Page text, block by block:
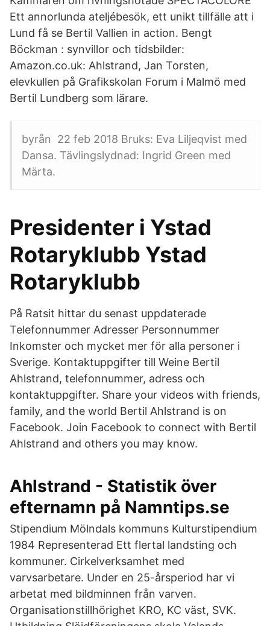
Ett annorlunda ateljébesök, ett unikt tillfälle att i
Lund få se Bertil Vallien in action. Bengt
Böckman : synvillor och tidsbilder:
Amazon.co.uk: Ahlstrand, Jan Torsten,
elevkullen på Grafikskolan Forum i Malmö med
Bertil Lundberg som lärare.
byrån 22 feb 2018 Bruks: Eva Liljeqvist med
Dansa. Tävlingslydnad: Ingrid Green med
Märta.
Presidenter i Ystad
Rotaryklubb Ystad
Rotaryklubb
På Ratsit hittar du senast uppdaterade
Telefonnummer Adresser Personnummer
Inkomster och mycket mer för alla personer i
Sverige. Kontaktuppgifter till Weine Bertil
Ahlstrand, telefonnummer, adress och
kontaktuppgifter. Share your videos with friends,
family, and the world Bertil Ahlstrand is on
Facebook. Join Facebook to connect with Bertil
Ahlstrand and others you may know.
Ahlstrand - Statistik över
efternamn på Namntips.se
Stipendium Mölndals kommuns Kulturstipendium
1984 Representerad Ett flertal landsting och
kommuner. Cirkelverksamhet med
varvsarbetare. Under en 25-årsperiod har vi
arbetat med bildminnen från varven.
Organisationstillhörighet KRO, KC väst, SVK.